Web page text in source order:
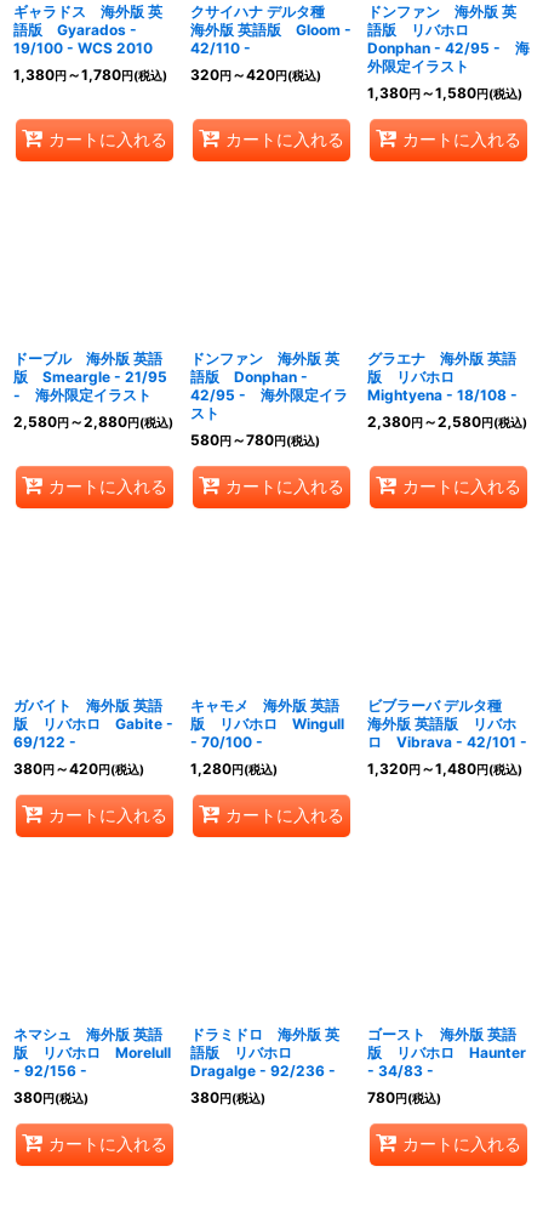
ギャラドス 海外版 英
語版 Gyarados -
19/100 - WCS 2010
1,380円～1,780円(税込)
カートに入れる
クサイハナ デルタ種
海外版 英語版 Gloom -
42/110 -
320円～420円(税込)
カートに入れる
ドンファン 海外版 英
語版 リバホロ
Donphan - 42/95 - 海
外限定イラスト
1,380円～1,580円(税込)
カートに入れる
ドーブル 海外版 英語
版 Smeargle - 21/95
- 海外限定イラスト
2,580円～2,880円(税込)
カートに入れる
ドンファン 海外版 英
語版 Donphan -
42/95 - 海外限定イラ
スト
580円～780円(税込)
カートに入れる
グラエナ 海外版 英語
版 リバホロ
Mightyena - 18/108 -
2,380円～2,580円(税込)
カートに入れる
ガバイト 海外版 英語
版 リバホロ Gabite -
69/122 -
380円～420円(税込)
カートに入れる
キャモメ 海外版 英語
版 リバホロ Wingull
- 70/100 -
1,280円(税込)
カートに入れる
ビブラーバ デルタ種
海外版 英語版 リバホ
ロ Vibrava - 42/101 -
1,320円～1,480円(税込)
ネマシュ 海外版 英語
版 リバホロ Morelull
- 92/156 -
380円(税込)
カートに入れる
ドラミドロ 海外版 英
語版 リバホロ
Dragalge - 92/236 -
380円(税込)
ゴースト 海外版 英語
版 リバホロ Haunter
- 34/83 -
780円(税込)
カートに入れる